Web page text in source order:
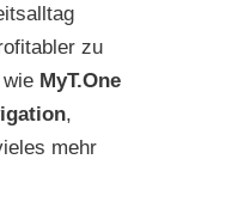
zu
MyT.One
,
mehr